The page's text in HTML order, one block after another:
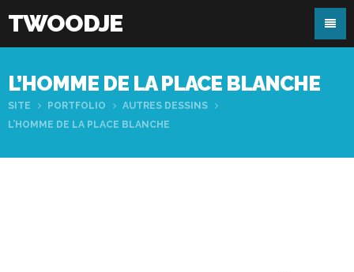
TWOODJE
L’HOMME DE LA PLACE BLANCHE
SITE PORTFOLIO
AUTRES DESSINS
L’HOMME DE LA PLACE BLANCHE